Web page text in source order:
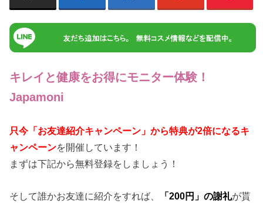
キレイと健康をお得にモニター体験！
Japamoni
只今「お友達紹介キャンペーン」から特典が2倍になるキ
ャンペーンを開催しています！
まずは下記から無料登録をしましょう！
そして誰かお友達に紹介をすれば、 「200円」の謝礼が貰